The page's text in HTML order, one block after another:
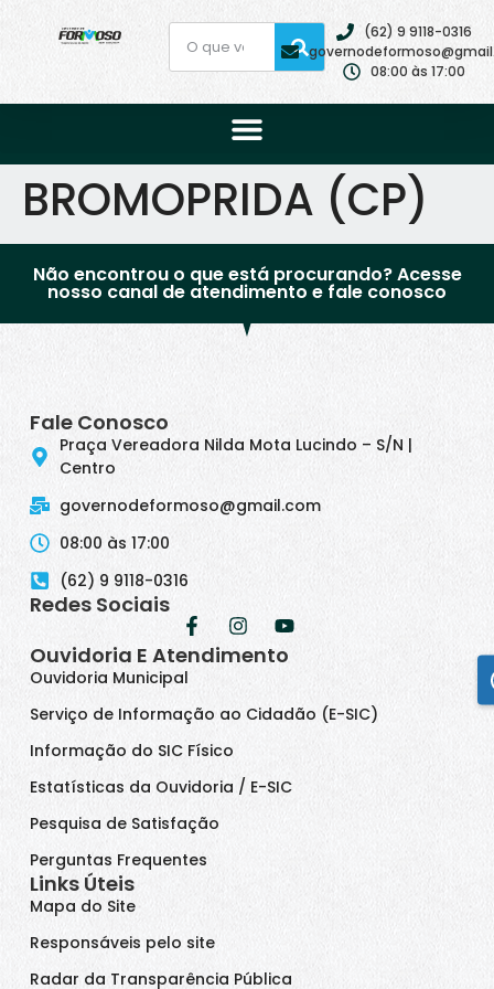
(62) 9 9118-0316
08:00 às 17:00
BROMOPRIDA (CP)
Não encontrou o que está procurando? Acesse
nosso canal de atendimento e fale conosco
Fale Conosco
Praça Vereadora Nilda Mota Lucindo – S/N |
Centro
governodeformoso@gmail.com
08:00 às 17:00
(62) 9 9118-0316
Redes Sociais
Ouvidoria E Atendimento
Ouvidoria Municipal
Serviço de Informação ao Cidadão (E-SIC)
Informação do SIC Físico
Estatísticas da Ouvidoria / E-SIC
Pesquisa de Satisfação
Perguntas Frequentes
Links Úteis
Mapa do Site
Responsáveis pelo site
Radar da Transparência Pública